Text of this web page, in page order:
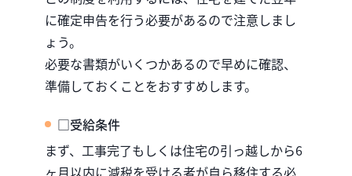
に確定申告を行う必要があるので注意しまし
ょう。
必要な書類がいくつかあるので早めに確認、
準備しておくことをおすすめします。
□受給条件
まず、工事完了もしくは住宅の引っ越しから6
ヶ月以内に減税を受ける者が自ら移住する必